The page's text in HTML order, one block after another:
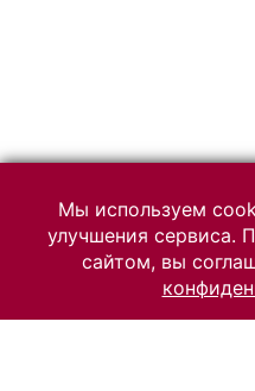
Мы используем
улучшения сервиса.
сайтом, вы